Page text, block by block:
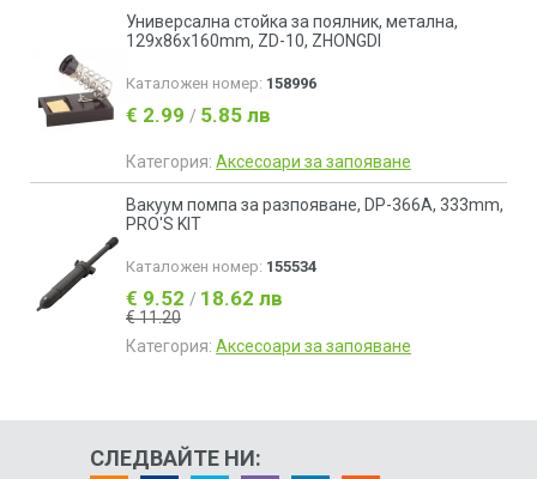
Универсална стойка за поялник, метална,
129x86x160mm, ZD-10, ZHONGDI
Каталожен номер: 158996
€ 2.99 / 5.85 лв
Категория: Аксесоари за запояване
Вакуум помпа за разпояване, DP-366A, 333mm,
PRO'S KIT
Каталожен номер: 155534
€ 9.52 / 18.62 лв
€ 11.20
Категория: Аксесоари за запояване
СЛЕДВАЙТЕ НИ: